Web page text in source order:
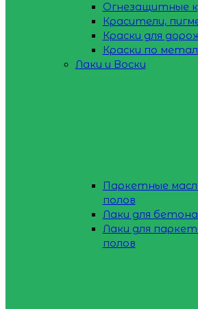
Огнезащитные
Красители,
Краски для
Краски по
Лаки и Воски
Паркетные
полов
Лаки для
Лаки для
полов